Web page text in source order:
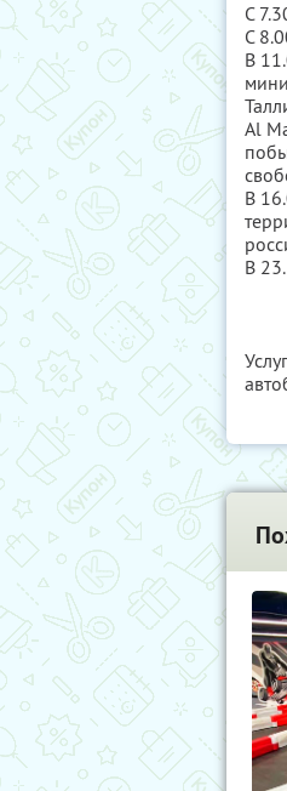
С
С
В
Al
В
В